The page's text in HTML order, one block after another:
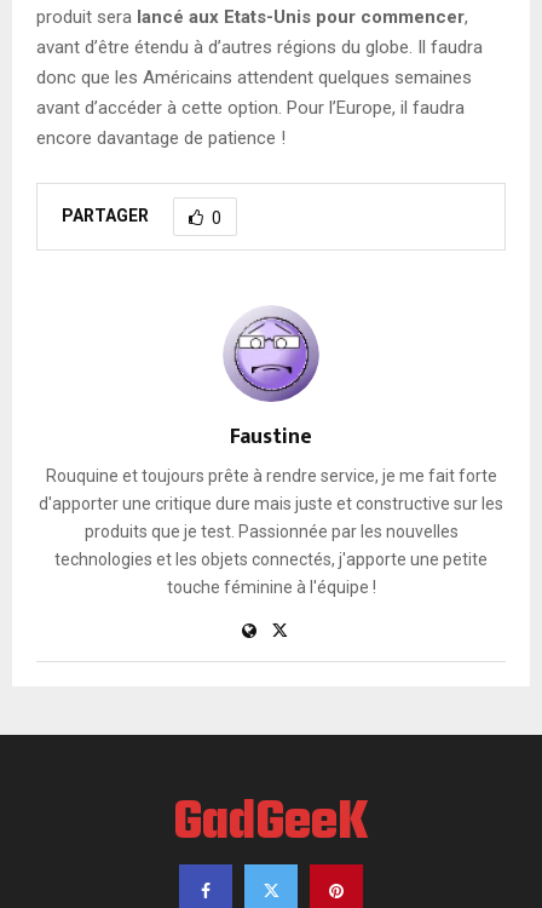
produit sera lancé aux Etats-Unis pour commencer,
avant d’être étendu à d’autres régions du globe. Il faudra
donc que les Américains attendent quelques semaines
avant d’accéder à cette option. Pour l’Europe, il faudra
encore davantage de patience !
PARTAGER 0
Faustine
Rouquine et toujours prête à rendre service, je me fait forte
d'apporter une critique dure mais juste et constructive sur les
produits que je test. Passionnée par les nouvelles
technologies et les objets connectés, j'apporte une petite
touche féminine à l'équipe !
GadGeeK